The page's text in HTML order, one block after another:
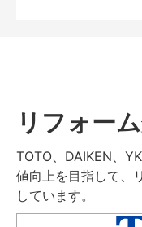
リフォー
TOTO、DAIKEN、
値向上を目指して、
しています。